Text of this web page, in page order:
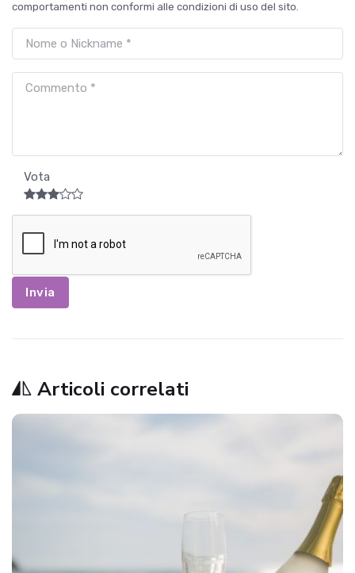
comportamenti non conformi alle condizioni di uso del sito.
Vota
Invia
Articoli correlati